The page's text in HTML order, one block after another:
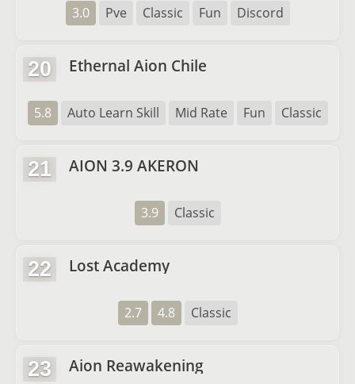
3.0 Pve Classic Fun Discord
20 Ethernal Aion Chile
5.8 Auto Learn Skill Mid Rate Fun Classic
21 AION 3.9 AKERON
3.9 Classic
22 Lost Academy
2.7 4.8 Classic
23 Aion Reawakening